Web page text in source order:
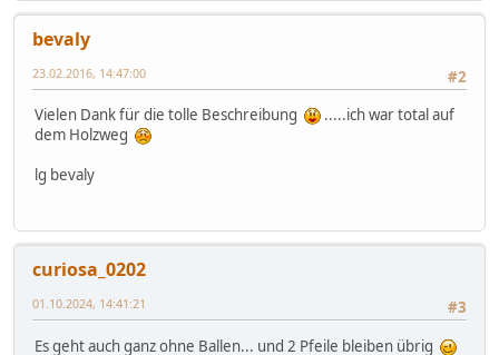
bevaly
#2
23.02.2016, 14:47:00
Vielen Dank für die tolle Beschreibung
.....ich war total auf
dem Holzweg
lg bevaly
curiosa_0202
#3
01.10.2024, 14:41:21
Es geht auch ganz ohne Ballen... und 2 Pfeile bleiben übrig